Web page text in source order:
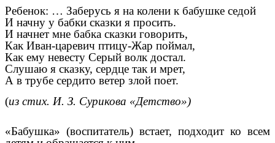
Ребенок: … Заберусь я на колени к бабушке седой
И начну у бабки сказки я просить.
И начнет мне бабка сказки говорить,
Как Иван-царевич птицу-Жар поймал,
Как ему невесту Серый волк достал.
Слушаю я сказку, сердце так и мрет,
А в трубе сердито ветер злой поет.
(из стих. И. З. Сурикова «Детство»)
«Бабушка» (воспитатель) встает, подходит ко всем